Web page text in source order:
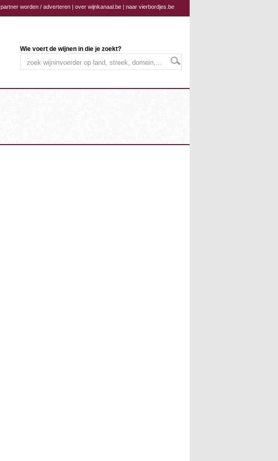
partner worden / adverteren | over wijnkanaal.be | naar vierbordjes.be
Wie voert de wijnen in die je zoekt?